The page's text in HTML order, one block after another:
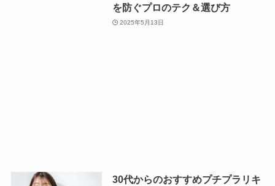
を防ぐプロのテク＆選び方
2025年5月13日
30代からのおすすめプチプラリキ